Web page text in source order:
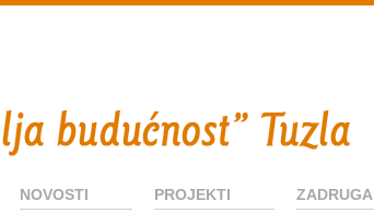
NOVOSTI PROJEKTI ZADRUGA